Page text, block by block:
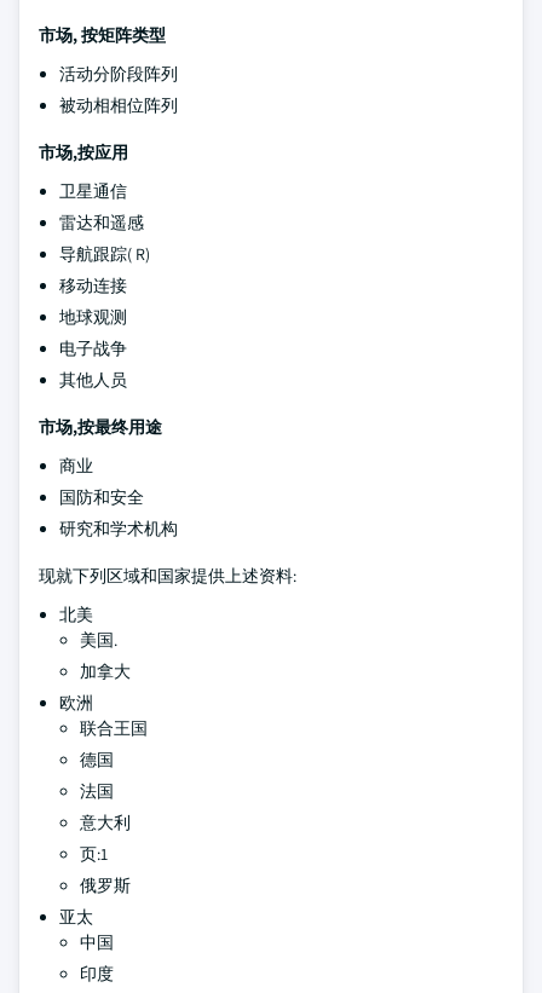
市场, 按矩阵类型
活动分阶段阵列
被动相相位阵列
市场,按应用
卫星通信
雷达和遥感
导航跟踪( R)
移动连接
地球观测
电子战争
其他人员
市场,按最终用途
商业
国防和安全
研究和学术机构
现就下列区域和国家提供上述资料:
北美
美国.
加拿大
欧洲
联合王国
德国
法国
意大利
页:1
俄罗斯
亚太
中国
印度